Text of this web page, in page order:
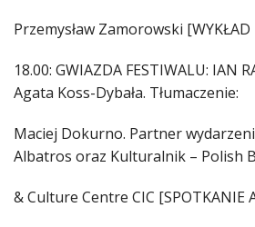
Przemysław Zamorowski [WYKŁAD
18.00: GWIAZDA FESTIWALU: IAN
Agata Koss-Dybała. Tłumaczenie:
Maciej Dokurno. Partner
Albatros oraz Kulturalnik – Polish
& Culture Centre CIC [SPOTKANIE